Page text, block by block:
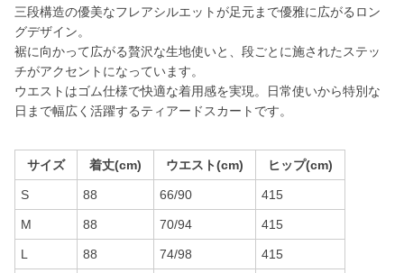
三段構造の優美なフレアシルエットが足元まで優雅に広がるロン
グデザイン。
裾に向かって広がる贅沢な生地使いと、段ごとに施されたステッ
チがアクセントになっています。
ウエストはゴム仕様で快適な着用感を実現。日常使いから特別な
日まで幅広く活躍するティアードスカートです。
サイズ 着丈(cm) ウエスト(cm) ヒップ(cm)
S 88 66/90 415
M 88 70/94 415
L 88 74/98 415